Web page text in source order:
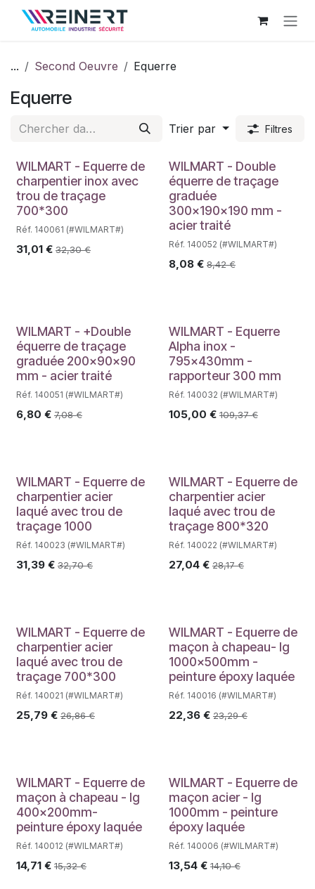
Se rendre au contenu
... Second Oeuvre Equerre
Equerre
Trier par Filtres
WILMART - Equerre de
charpentier inox avec
trou de traçage
700*300
Réf. 140061 (#WILMART#)
31,01 € 32,30€
WILMART - Double
équerre de traçage
graduée
300x190x190 mm -
acier traité
Réf. 140052 (#WILMART#)
8,08€ 8,42€
WILMART - +Double
équerre de traçage
graduée 200x90x90
mm - acier traité
Réf. 140051 (#WILMART#)
6,80 € 7,08€
WILMART - Equerre
Alpha inox -
795x430mm -
rapporteur 300 mm
Réf. 140032 (#WILMART#)
105,00 € 109,37€
WILMART - Equerre de
charpentier acier
laqué avec trou de
traçage 1000
Réf. 140023 (#WILMART#)
31,39 € 32,70€
WILMART - Equerre de
charpentier acier
laqué avec trou de
traçage 800*320
Réf. 140022 (#WILMART#)
27,04€ 28,17€
WILMART - Equerre de
charpentier acier
laqué avec trou de
traçage 700*300
Réf. 140021 (#WILMART#)
25,79 € 26,86€
WILMART - Equerre de
maçon à chapeau- lg
1000x500mm -
peinture époxy laquée
Réf. 140016 (#WILMART#)
22,36€ 23,29€
WILMART - Equerre de
maçon à chapeau - lg
400x200mm-
peinture époxy laquée
Réf. 140012 (#WILMART#)
14,71 € 15,32€
WILMART - Equerre de
maçon acier - lg
1000mm - peinture
époxy laquée
Réf. 140006 (#WILMART#)
13,54€ 14,10€